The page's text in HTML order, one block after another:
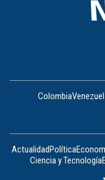
Colombia
ActualidadPolítica
Ciencia y Tecnología